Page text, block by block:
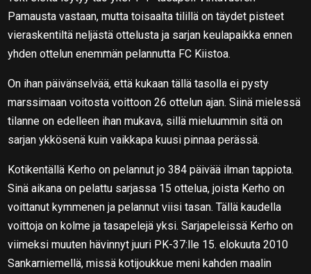
Pamausta vastaan, mutta toisaalta tilillä on täydet pisteet
vieraskentiltä neljästä ottelusta ja sarjan keulapaikka ennen
yhden ottelun enemmän pelannutta FC Kiistoa.
On ihan päivänselvää, että kukaan tällä tasolla ei pysty
marssimaan voitosta voittoon 26 ottelun ajan. Siinä mielessä
tilanne on edelleen ihan mukava, sillä mieluummin sitä on
sarjan ykkösenä kuin vaikkapa kuusi pinnaa perässä.
Kotikentällä Kerho on pelannut jo 384 päivää ilman tappiota.
Sinä aikana on pelattu sarjassa 15 ottelua, joista Kerho on
voittanut kymmenen ja pelannut viisi tasan. Tällä kaudella
voittoja on kolme ja tasapelejä yksi. Sarjapeleissä Kerho on
viimeksi muuten hävinnyt juuri PK-37:lle 15. elokuuta 2010
Sankarniemellä, missä kotijoukkue meni kahden maalin